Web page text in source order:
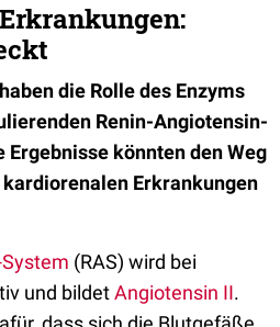
die Rolle des Enzyms
Renin-Angiotensin-
könnten den Weg
Erkrankungen
(RAS) wird bei
und bildetAngiotensin II.